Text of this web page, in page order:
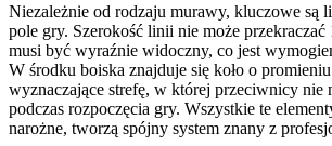
Niezależnie od rodzaju murawy, kluczowe są
pole gry. Szerokość linii nie może
musi być wyraźnie widoczny, co jest
W środku boiska znajduje się koło o
wyznaczające strefę, w której przeciwnicy nie
podczas rozpoczęcia gry. Wszystkie te
narożne, tworzą spójny system znany z